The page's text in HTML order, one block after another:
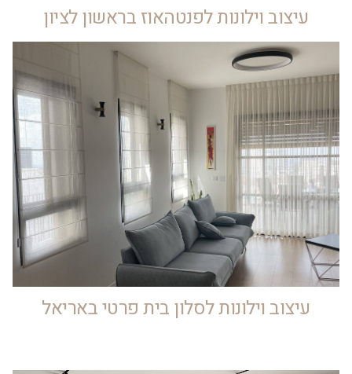
עיצוב וילונות לפנטהאוז בראשון לציון
עיצוב וילונות לסלון בית פרטי באריאל